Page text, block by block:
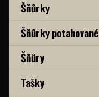
Šňůrky
Šňůrky potahované
Šňůry
Tašky